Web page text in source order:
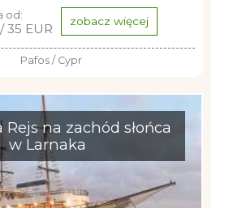
od:
/ 35 EUR zobacz więcej
Pafos / Cypr
na zachód słońca
w Larnaka